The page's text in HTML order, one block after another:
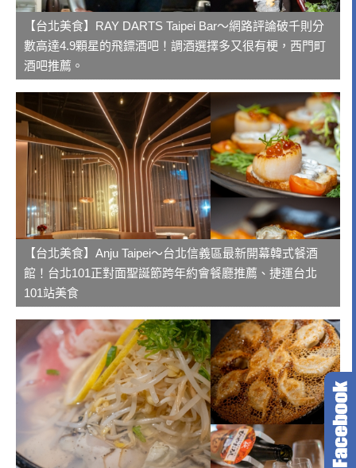
【台北美食】RAY DARTS Taipei Bar～網路評論破千則分
數高達4.9顆星的飛鏢酒吧！調酒選擇多又很有梗，西門町
酒吧推薦。
【台北美食】Anju Taipei～台北信義區最新開幕韓式餐酒
館！台北101正對面聖誕節跨年約會餐廳推薦、捷運台北
101站美食